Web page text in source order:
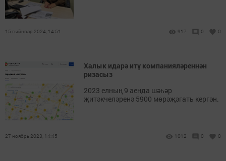
15 гыйнвар 2024, 14:51 917 0 0
Халык идарә итү компанияләреннән
ризасыз
2023 елның 9 аенда шәһәр
җитәкчеләренә 5900 мөрәҗәгать кергән.
27 ноябрь 2023, 14:45 1012 0 0